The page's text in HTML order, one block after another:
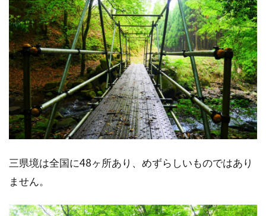
三県境は全国に48ヶ所あり、めずらしいものではあり
ません。